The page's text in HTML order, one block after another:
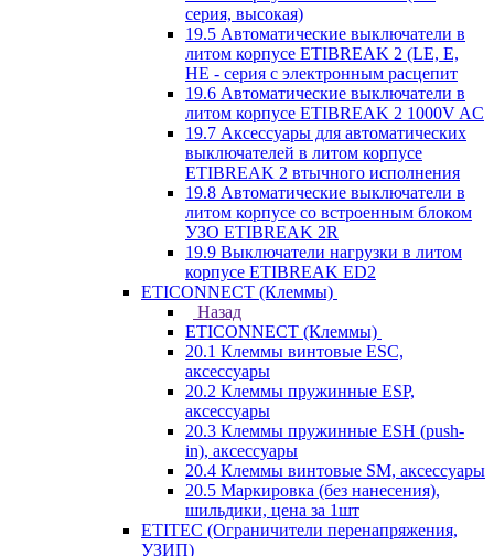
серия, высокая)
19.5 Автоматические выключатели в
литом корпусе ETIBREAK 2 (LE, E,
HE - серия с электронным расцепит
19.6 Автоматические выключатели в
литом корпусе ETIBREAK 2 1000V AC
19.7 Аксессуары для автоматических
выключателей в литом корпусе
ETIBREAK 2 втычного исполнения
19.8 Автоматические выключатели в
литом корпусе со встроенным блоком
УЗО ETIBREAK 2R
19.9 Выключатели нагрузки в литом
корпусе ETIBREAK ED2
ETICONNECT (Клеммы)
Назад
ETICONNECT (Клеммы)
20.1 Клеммы винтовые ESC,
аксессуары
20.2 Клеммы пружинные ESP,
аксессуары
20.3 Клеммы пружинные ESH (push-
in), аксессуары
20.4 Клеммы винтовые SM, аксессуары
20.5 Маркировка (без нанесения),
шильдики, цена за 1шт
ETITEC (Ограничители перенапряжения,
УЗИП)